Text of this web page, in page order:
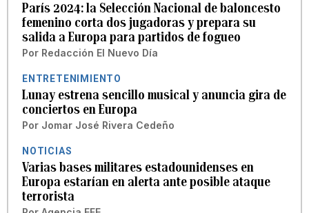
París 2024: la Selección Nacional de baloncesto
femenino corta dos jugadoras y prepara su
salida a Europa para partidos de fogueo
Por Redacción El Nuevo Día
ENTRETENIMIENTO
Lunay estrena sencillo musical y anuncia gira de
conciertos en Europa
Por Jomar José Rivera Cedeño
NOTICIAS
Varias bases militares estadounidenses en
Europa estarían en alerta ante posible ataque
terrorista